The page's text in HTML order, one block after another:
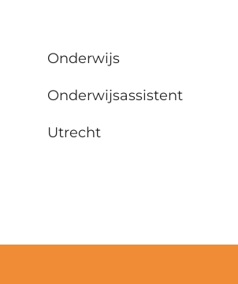
Onderwijs
Onderwijsassistent
Utrecht